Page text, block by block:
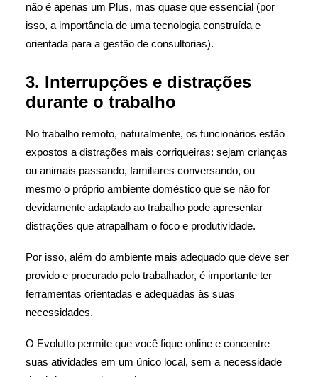
não é apenas um Plus, mas quase que essencial (por
isso, a importância de uma tecnologia construída e
orientada para a gestão de consultorias).
3. Interrupções e distrações
durante o trabalho
No trabalho remoto, naturalmente, os funcionários estão
expostos a distrações mais corriqueiras: sejam crianças
ou animais passando, familiares conversando, ou
mesmo o próprio ambiente doméstico que se não for
devidamente adaptado ao trabalho pode apresentar
distrações que atrapalham o foco e produtividade.
Por isso, além do ambiente mais adequado que deve ser
provido e procurado pelo trabalhador, é importante ter
ferramentas orientadas e adequadas às suas
necessidades.
O Evolutto permite que você fique online e concentre
suas atividades em um único local, sem a necessidade